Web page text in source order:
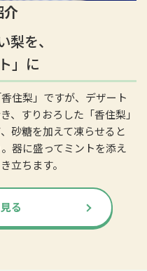
介
を、
」に
住梨」ですが、デザート
、すりおろした「香住梨」
砂糖を加えて凍らせると
器に盛ってミントを添え
立ちます。
る